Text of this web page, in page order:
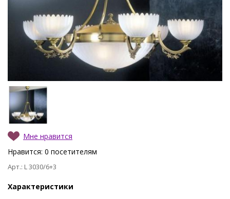
Мне нравится
Нравится: 0 посетителям
Арт.: L 3030/6+3
Характеристики